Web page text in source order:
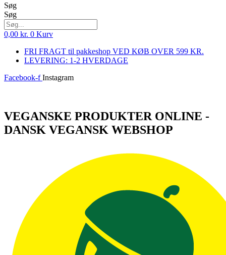
Søg
Søg
0,00 kr. 0 Kurv
FRI FRAGT til pakkeshop VED KØB OVER 599 KR.
LEVERING: 1-2 HVERDAGE
Facebook-f Instagram
VEGANSKE PRODUKTER ONLINE -
DANSK VEGANSK WEBSHOP